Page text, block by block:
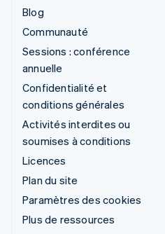
Blog
Communauté
Sessions : conférence
annuelle
Confidentialité et
conditions générales
Activités interdites ou
soumises à conditions
Licences
Plan du site
Paramètres des cookies
Plus de ressources